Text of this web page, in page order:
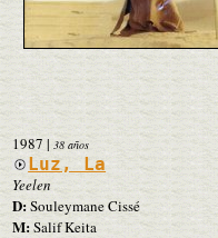
1987 | 38 años
Luz, La
Yeelen
D:Souleymane Cissé
M:Salif Keita